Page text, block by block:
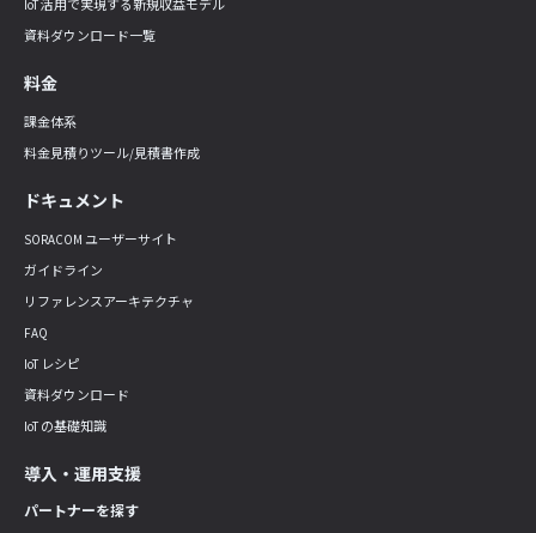
IoT 活用で実現する新規収益モデル
資料ダウンロード一覧
料金
課金体系
料金見積りツール/見積書作成
ドキュメント
SORACOM ユーザーサイト
ガイドライン
リファレンスアーキテクチャ
FAQ
IoT レシピ
資料ダウンロード
IoT の基礎知識
導入・運用支援
パートナーを探す